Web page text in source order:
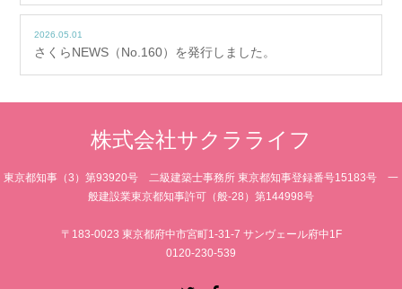
2026.05.01
さくらNEWS（No.160）を発行しました。
株式会社サクラライフ
東京都知事（3）第93920号 二級建築士事務所 東京都知事登録番号15183号 一
般建設業東京都知事許可（般-28）第144998号
〒183-0023 東京都府中市宮町1-31-7 サンヴェール府中1F
0120-230-539